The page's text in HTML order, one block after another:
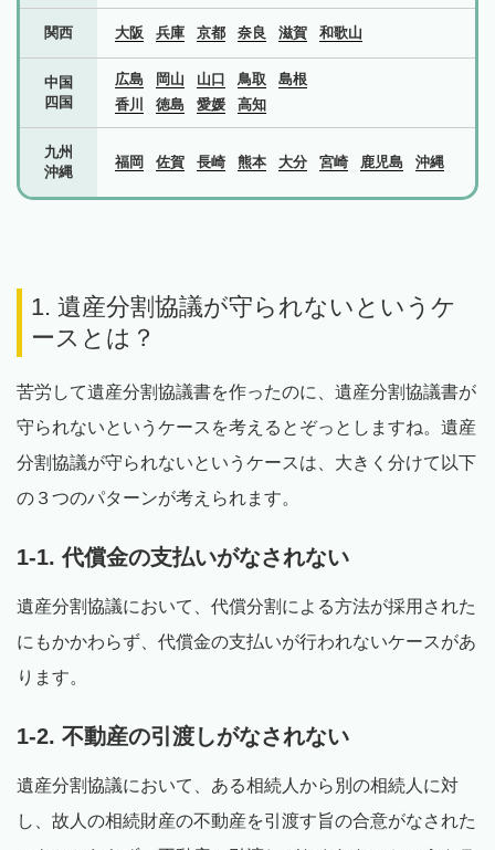
関西 大阪 兵庫 京都 奈良 滋賀 和歌山
中国
四国
広島 岡山 山口 鳥取
島根
香川
徳島 愛媛 高知
九州
沖縄
福岡 佐賀 長崎 熊本 大分 宮崎 鹿児島 沖縄
1. 遺産分割協議が守られないというケ
ースとは？
苦労して遺産分割協議書を作ったのに、遺産分割協議書が
守られないというケースを考えるとぞっとしますね。遺産
分割協議が守られないというケースは、大きく分けて以下
の３つのパターンが考えられます。
1-1. 代償金の支払いがなされない
遺産分割協議において、代償分割による方法が採用された
にもかかわらず、代償金の支払いが行われないケースがあ
ります。
1-2. 不動産の引渡しがなされない
遺産分割協議において、ある相続人から別の相続人に対
し、故人の相続財産の不動産を引渡す旨の合意がなされた